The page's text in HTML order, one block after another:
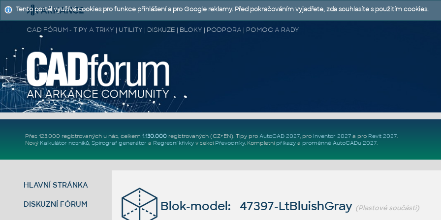
CAD FÓRUM - TIPY A TRIKY | UTILITY | DISKUZE | BLOKY | PODPORA | POMOC A RADY
Přes 123.000 registrovaných u nás, celkem 1.130.000registrovaných (CZ+EN). Tipy pro AutoCAD 2027, pro Inventor 2027a pro Revit 2027.
Nový Kalkulátor nosníků, Spirograf generátor a Regresní křivkyv sekci Převodníky. Kompletní příkazya proměnné AutoCADu 2027.
HLAVNÍ STRÁNKA
DISKUZNÍ FÓRUM Blok-model: 47397-LtBluishGray (Plastové součásti)
Tento portál využívá cookies pro funkce přihlášení a pro Google reklamy. Před pokračováním vyjadřete, zda souhlasíte s použitím cookies.